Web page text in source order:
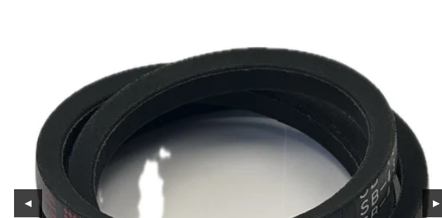
Lagertømming
Aktuelt
Kundeservice
Leasing
◀ ▶